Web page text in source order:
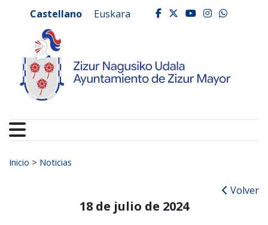
Ayuntamiento de
Castellano Euskara facebook
twitter
youtube
Buscar:
Inicio > Noticias
Volver
18 de julio de 2024